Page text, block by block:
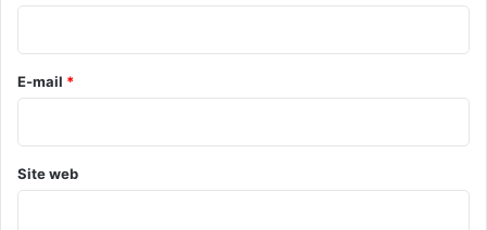
r
e
E-mail *
Site web